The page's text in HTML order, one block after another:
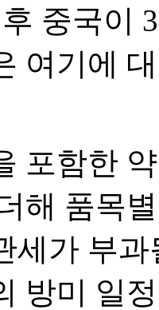
중국이
여기에
포함한
해 품목
세가 부
방미 일